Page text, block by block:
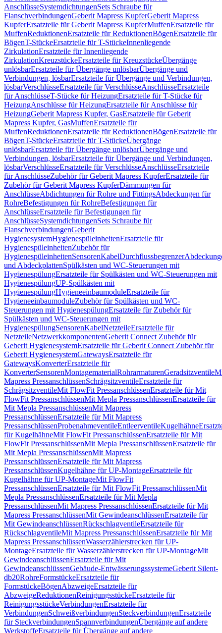
AnschlüsseSystemdichtungenSets Schraube für
FlanschverbindungenGeberit Mapress KupferGeberit Mapress
KupferErsatzteile für Geberit Mapress KupferMuffenErsatzteile für
MuffenReduktionenErsatzteile für ReduktionenBögenErsatzteile für
BögenT-StückeErsatzteile für T-StückeInnenliegende
ZirkulationErsatzteile für Innenliegende
ZirkulationKreuzstückeErsatzteile für KreuzstückeÜbergänge
unlösbarErsatzteile für Übergänge unlösbarÜbergänge und
Verbindungen, lösbarErsatzteile für Übergänge und Verbindungen,
lösbarVerschlüsseErsatzteile für VerschlüsseAnschlüsseErsatzteile
für AnschlüsseT-Stücke für HeizungErsatzteile für T-Stücke für
HeizungAnschlüsse für HeizungErsatzteile für Anschlüsse für
HeizungGeberit Mapress Kupfer, GasErsatzteile für Geberit
Mapress Kupfer, GasMuffenErsatzteile für
MuffenReduktionenErsatzteile für ReduktionenBögenErsatzteile für
BögenT-StückeErsatzteile für T-StückeÜbergänge
unlösbarErsatzteile für Übergänge unlösbarÜbergänge und
Verbindungen, lösbarErsatzteile für Übergänge und Verbindungen,
lösbarVerschlüsseErsatzteile für VerschlüsseAnschlüsseErsatzteile
für AnschlüsseZubehör für Geberit Mapress KupferErsatzteile für
Zubehör für Geberit Mapress KupferDämmungen für
AnschlüsseAbdichtungen für Rohre und FittingsAbdeckungen für
RohreBefestigungen für RohreBefestigungen für
AnschlüsseErsatzteile für Befestigungen für
AnschlüsseSystemdichtungenSets Schraube für
FlanschverbindungenGeberit
HygienesystemHygienespüleinheitenErsatzteile für
HygienespüleinheitenZubehör für
HygienespüleinheitenSensorenKabelDurchflussbegrenzer
und AbdeckplattenSpülkästen und WC-Steuerungen mit
HygienespülungErsatzteile für Spülkästen und WC-Steuerungen mit
HygienespülungUP-Spülkästen mit
HygienespülungHygieneeinbaumoduleErsatzteile für
HygieneeinbaumoduleZubehör für Spülkästen und WC-
Steuerungen mit HygienespülungErsatzteile für Zubehör für
Spülkästen und WC-Steuerungen mit
HygienespülungSensorenKabelNetzteileErsatzteile für
NetzteileNetzwerkkomponentenGeberit Connect Zubehör für
Geberit HygienesystemErsatzteile für Geberit Connect Zubehör für
Geberit HygienesystemGatewaysErsatzteile für
GatewaysKonverterErsatzteile für
KonverterSensorenMontagematerialRohrarmaturenGeradsitzventile
Mapress PressanschlüssenSchrägsitzventileErsatzteile für
SchrägsitzventileMit FlowFit PressanschlüssenErsatzteile für Mit
FlowFit PressanschlüssenMit Mepla PressanschlüssenErsatzteile für
Mit Mepla PressanschlüssenMit Mapress
PressanschlüssenErsatzteile für Mit Mapress
PressanschlüssenProbenahmeventileEntleerventileKugelhähne
für KugelhähneMit FlowFit PressanschlüssenErsatzteile für Mit
FlowFit PressanschlüssenMit Mepla PressanschlüssenErsatzteile für
Mit Mepla PressanschlüssenMit Mapress
PressanschlüssenErsatzteile für Mit Mapress
PressanschlüssenKugelhähne für UP-MontageErsatzteile für
Kugelhähne für UP-MontageMit FlowFit
PressanschlüssenErsatzteile für Mit FlowFit PressanschlüssenMit
Mepla PressanschlüssenErsatzteile für Mit Mepla
PressanschlüssenMit Mapress PressanschlüssenErsatzteile für Mit
Mapress PressanschlüssenMit GewindeanschlüssenErsatzteile für
Mit GewindeanschlüssenRückschlagventileErsatzteile für
RückschlagventileMit Mapress PressanschlüssenErsatzteile für Mit
Mapress PressanschlüssenWasserzählerstrecken für UP-
MontageErsatzteile für Wasserzählerstrecken für UP-MontageMit
GewindeanschlüssenErsatzteile für Mit
GewindeanschlüssenGebäude-EntwässerungssystemeGeberit Silent-
db20RohreFormstückeErsatzteile für
FormstückeBögenAbzweigeErsatzteile für
AbzweigeReduktionenReinigungsstückeErsatzteile für
ReinigungsstückeVerbindungenErsatzteile für
VerbindungenSchweißverbindungenSteckverbindungenErsatzteile
für SteckverbindungenSpannverbindungenÜbergänge auf andere
WerkstoffeErsatzteile für Übergänge auf andere